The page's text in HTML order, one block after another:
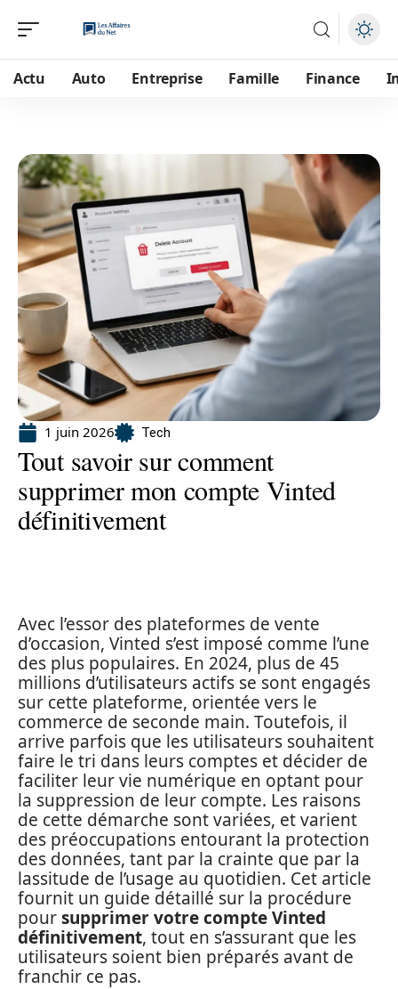
Actu Auto Entreprise Famille Finance
1 juin 2026 Tech
Tout savoir sur comment
supprimer mon compte Vinted
définitivement
Avec l’essor des plateformes de vente
d’occasion, Vinted s’est imposé comme l’une
des plus populaires. En 2024, plus de 45
millions d’utilisateurs actifs se sont engagés
sur cette plateforme, orientée vers le
commerce de seconde main. Toutefois, il
arrive parfois que les utilisateurs souhaitent
faire le tri dans leurs comptes et décider de
faciliter leur vie numérique en optant pour
la suppression de leur compte. Les raisons
de cette démarche sont variées, et varient
des préoccupations entourant la protection
des données, tant par la crainte que par la
lassitude de l’usage au quotidien. Cet article
fournit un guide détaillé sur la procédure
poursupprimer votre compte Vinted
définitivement, tout en s’assurant que les
utilisateurs soient bien préparés avant de
franchir ce pas.